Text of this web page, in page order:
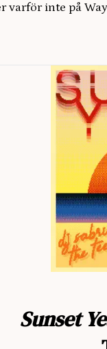
varför inte på
Sunset